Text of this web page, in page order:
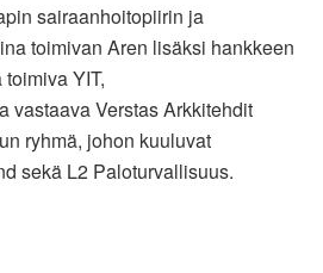
sairaanhoitopiirin ja
toimivan Aren lisäksi hankkeen
YIT,
vastaava Verstas Arkkitehdit
ryhmä, johon kuuluvat
sekä L2 Paloturvallisuus.